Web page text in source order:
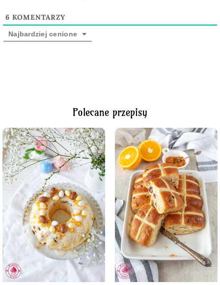
6 KOMENTARZY
Najbardziej cenione
Polecane przepisy